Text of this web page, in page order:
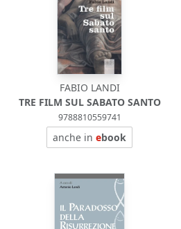
FABIO LANDI
TRE FILM SUL SABATO SANTO
9788810559741
anche inebook